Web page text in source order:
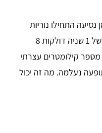
בזמן נסיעה התחילו נוריות
check ושמן להבהב ביחד בקצב של 1 שניה דולקות 8
מספר קילומטרים עצרתי
נעלמה. מה זה יכול